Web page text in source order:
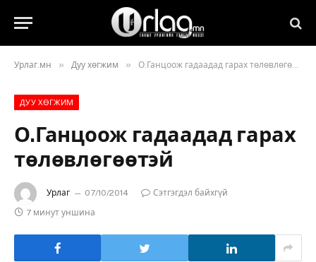
Урлаг.мн » Дуу хөгжим » О.Ганцоож гадаадад гарах төлөвлөгөөтэй
ДУУ ХӨГЖИМ
О.Ганцоож гадаадад гарах
төлөвлөгөөтэй
Урлаг 07/10/2014
Сэтгэгдэл байхгүй
7 минут уншина